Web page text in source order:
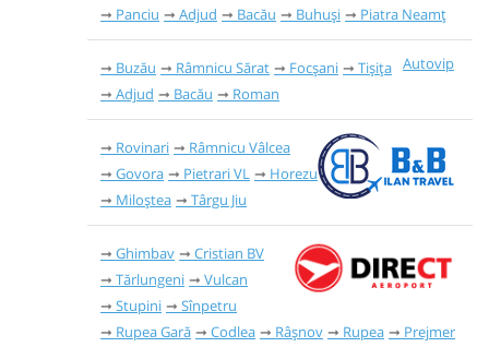
Panciu
Adjud Bacău Buhuși Piatra Neamț
Autovip
Buzău Râmnicu Sărat Focșani
Tișița
Adjud
Bacău Roman
Rovinari
Râmnicu Vâlcea
Govora
Pietrari VL
Horezu
Miloștea
Târgu Jiu
Ghimbav
Cristian BV
Tărlungeni
Vulcan
Stupini
Sînpetru
Rupea Gară
Codlea Râşnov Rupea
Prejmer